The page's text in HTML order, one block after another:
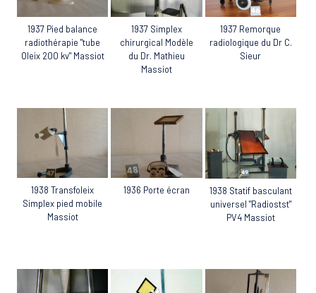
1937 Pied balance
radiothérapie "tube
Oleix 200 kv" Massiot
1937 Simplex
chirurgical Modèle
du Dr. Mathieu
Massiot
1937 Remorque
radiologique du Dr C.
Sieur
1938 Transfoleix
Simplex pied mobile
Massiot
1936 Porte écran
1938 Statif basculant
universel "Radiostst"
PV4 Massiot